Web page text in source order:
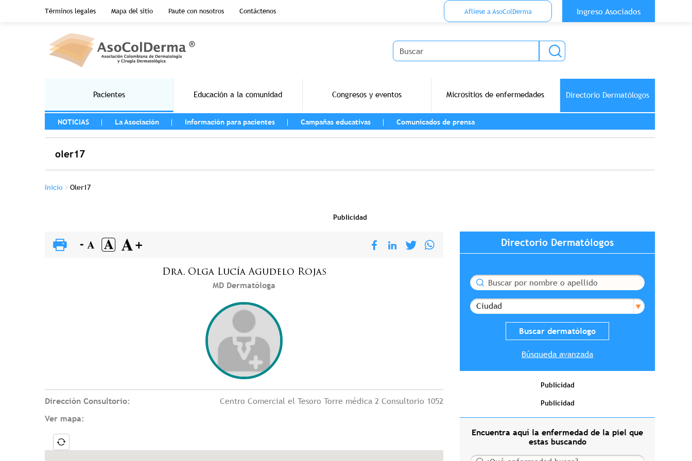
Pasar al contenido principal
Términos legales
Mapa del sitio Paute con nosotros Contáctenos
Menu Top Anónimo
Aflíese a AsoColDerma
Ingreso Asociados
Buscar
Pacientes Educación a la comunidad Congresos y eventos Micrositios de enfermedades Directorio Dermatólogos
MENU LEFT
NOTICIAS
La Asociación Información para pacientes Campañas educativas Comunicados de prensa
oler17
Sobrescribir enlaces de ayuda a la navegación
Inicio Oler17
Publicidad
Dra. Olga Lucía Agudelo Rojas
MD Dermatóloga
Dirección Consultorio:
Centro Comercial el Tesoro Torre médica 2 Consultorio 1052
Ver mapa:
Directorio Dermatólogos
Buscar
Ciudad
Búsqueda avanzada
Publicidad
Publicidad
Encuentra aquí la enfermedad de la piel que
estas buscando